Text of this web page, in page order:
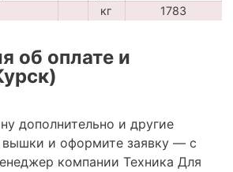
кг 1783
об оплате и
дополнительно и другие
вышки и оформите заявку — с
компании Техника Для